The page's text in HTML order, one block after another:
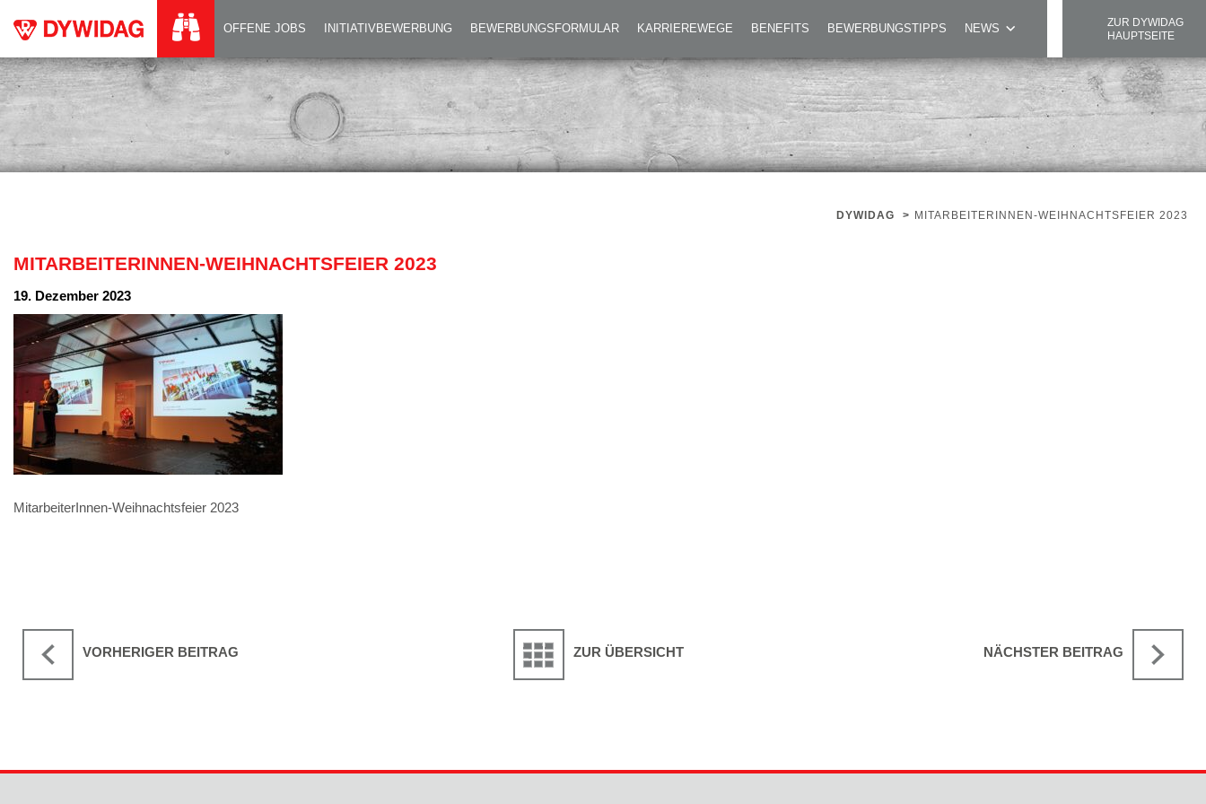
OFFENE JOBS INITIATIVBEWERBUNG BEWERBUNGSFORMULAR KARRIEREWEGE BENEFITS BEWERBUNGSTIPPS NEWS
MITARBEITERINNEN-WEIHNACHTSFEIER 2023
ZUR DYWIDAG
HAUPTSEITE
DYWIDAG > MITARBEITERINNEN-WEIHNACHTSFEIER 2023
MITARBEITERINNEN-WEIHNACHTSFEIER 2023
19. Dezember 2023
MitarbeiterInnen-Weihnachtsfeier 2023
VORHERIGER BEITRAG ZUR ÜBERSICHT NÄCHSTER BEITRAG